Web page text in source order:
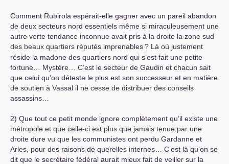
Comment Rubirola espérait-elle gagner avec un pareil abandon
de deux secteurs nord essentiels même si miraculeusement une
autre verte tendance inconnue avait pris à la droite la zone sud
des beaux quartiers réputés imprenables? Là où justement
réside la madone des quartiers nord qui s’est fait une petite
fortune… Mystère… C’est le secteur de Gaudin et chacun sait
que celui qu’on déteste le plus est son successeur et en matière
de soutien à Vassal il ne cesse de distribuer des conseils
assassins…
2) Que tout ce petit monde ignore complètement qu’il existe une
métropole et que celle-ci est plus que jamais tenue par une
droite dure vu que les communistes ont perdu Gardanne et
Arles, pour des raisons de querelles internes… C’est là qu’on se
dit que le secrétaire fédéral aurait mieux fait de veiller sur la